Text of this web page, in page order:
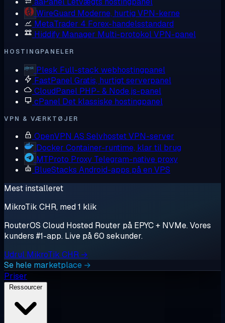
WireGuard Moderne, hurtig VPN-kerne
MetaTrader 4 Forex-handelsstandard
Hiddify Manager Multi-protokol VPN-panel
HOSTINGPANELER
Plesk Full-stack webhostingpanel
FastPanelGratis, hurtigt serverpanel
CloudPanel PHP- & Node.js-panel
cPanel Det klassiske hostingpanel
VPN & VÆRKTØJER
OpenVPN AS Selvhostet VPN-server
Docker Container-runtime, klar til brug
MTProto Proxy Telegram-native proxy
BlueStacks Android-apps på en VPS
Mest installeret
MikroTik CHR, med 1 klik
RouterOS Cloud Hosted Router på EPYC + NVMe. Vores
kunders #1-app. Live på 60 sekunder.
Udrul MikroTik CHR →
Se hele marketplace →
Priser
Ressourcer